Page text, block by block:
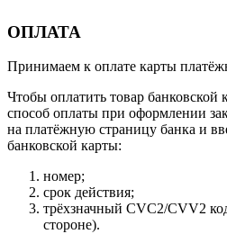
ОПЛАТА
Принимаем к оплате карты
Чтобы оплатить товар банковской
способ оплаты при оформлении
на платёжную страницу банка и
банковской карты:
номер;
срок действия;
трёхзначный CVC2/CVV2
стороне).